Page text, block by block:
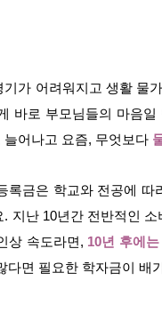
기가 어려워지고 생활 물
바로 부모님들의 마음
늘어나고 요즘, 무엇보다
록금은 학교와 전공에 따
. 지난 10년간 전반적인
상 속도라면, 10년 후에
다면 필요한 학자금이 배